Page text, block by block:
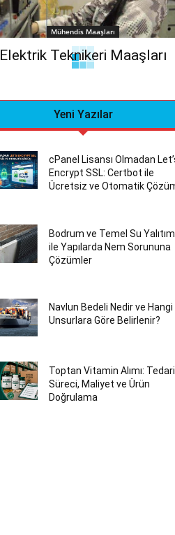
Mühendis Maaşları
Elektrik Teknikeri Maaşları
Yeni Yazılar
cPanel Lisansı Olmadan
Encrypt SSL: Certbot ile
Ücretsiz ve Otomatik
Bodrum ve Temel Su
ile Yapılarda Nem Sorununa
Çözümler
Navlun Bedeli Nedir ve Hangi
Unsurlara Göre Belirlenir?
Toptan Vitamin Alımı:
Süreci, Maliyet ve Ürün
Doğrulama